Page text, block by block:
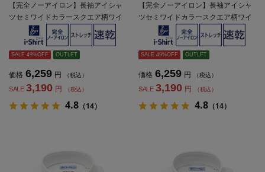
【完全ノーアイロン】長袖アイシャ
ツセミワイドカラースクエア柄ワイ
シャツi-shirt通年
SALE 49%OFF OUTLET
価格 6,259 円 （税込）
SALE 3,190 円 （税込）
4.8 （14）
【完全ノーアイロン】長袖アイシャ
ツセミワイドカラースクエア柄ワイ
シャツi-shirt通年
SALE 49%OFF OUTLET
価格 6,259 円 （税込）
SALE 3,190 円 （税込）
4.8 （14）